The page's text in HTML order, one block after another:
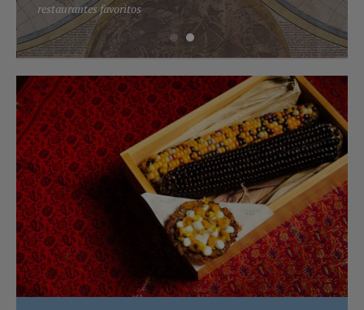
restaurantes favoritos